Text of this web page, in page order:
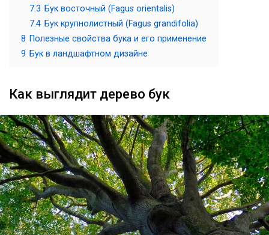
7.3 Бук восточный (Fagus orientalis)
7.4 Бук крупнолистный (Fagus grandifolia)
8 Полезные свойства бука и его применение
9 Бук в ландшафтном дизайне
Как выглядит дерево бук